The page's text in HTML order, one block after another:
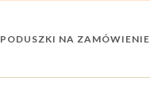
PODUSZKI NA ZAMÓWIENIE